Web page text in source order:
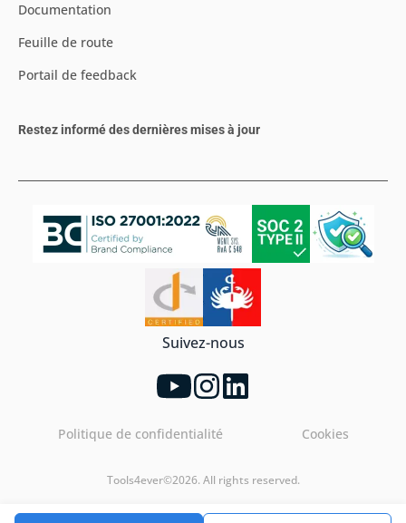
Documentation
Feuille de route
Portail de feedback
Restez informé des dernières mises à jour
Suivez-nous
Politique de confidentialité Cookies
Tools4ever©2026. All rights reserved.